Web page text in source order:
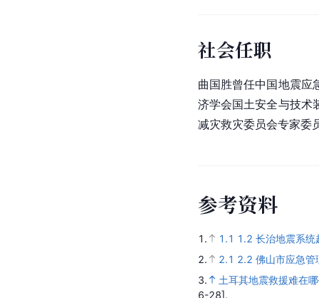
社会任职
曲国胜曾任中国地震应
济学会国土安全与技术
减灾救灾委员会专家委
参考资料
1. 1.1 1.2 长治地震系统
2.
2.1 2.2 佛山市应急管
3.
土耳其地震救援难在
6-28].